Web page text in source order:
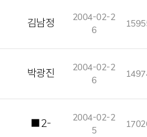
김남정
2004-02-2
6
박광진
2004-02-2
6
■2-
2004-02-2
5